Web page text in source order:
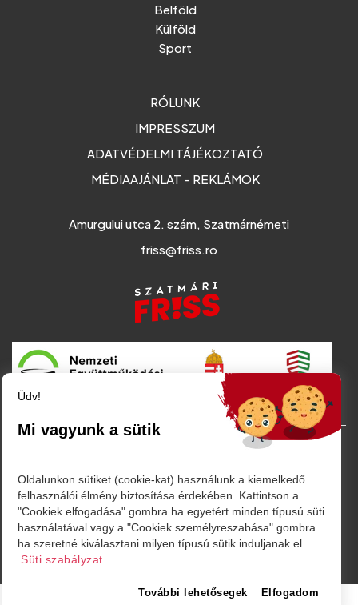
Belföld
Külföld
Sport
RÓLUNK
IMPRESSZUM
ADATVÉDELMI TÁJÉKOZTATÓ
MÉDIAAJÁNLAT - REKLÁMOK
Amurgului utca 2. szám, Szatmárnémeti
friss@friss.ro
Powered by
Üdv!
Mi vagyunk a sütik
Oldalunkon sütiket (cookie-kat) használunk a kiemelkedő
felhasználói élmény biztosítása érdekében. Kattintson a
"Cookiek elfogadása" gombra ha egyetért minden típusú süti
használatával vagy a "Cookiek személyreszabása" gombra
ha szeretné kiválasztani milyen típusú sütik induljanak el.
Süti szabályzat
További lehetősegek Elfogadom